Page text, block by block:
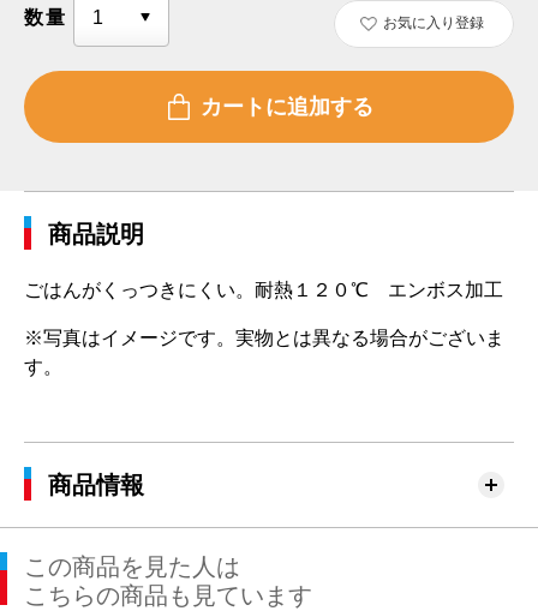
数量 お気に入り登録
商品説明
ごはんがくっつきにくい。耐熱１２０℃ エンボス加工
※写真はイメージです。実物とは異なる場合がございま
す。
商品情報
この商品を見た人は
こちらの商品も見ています